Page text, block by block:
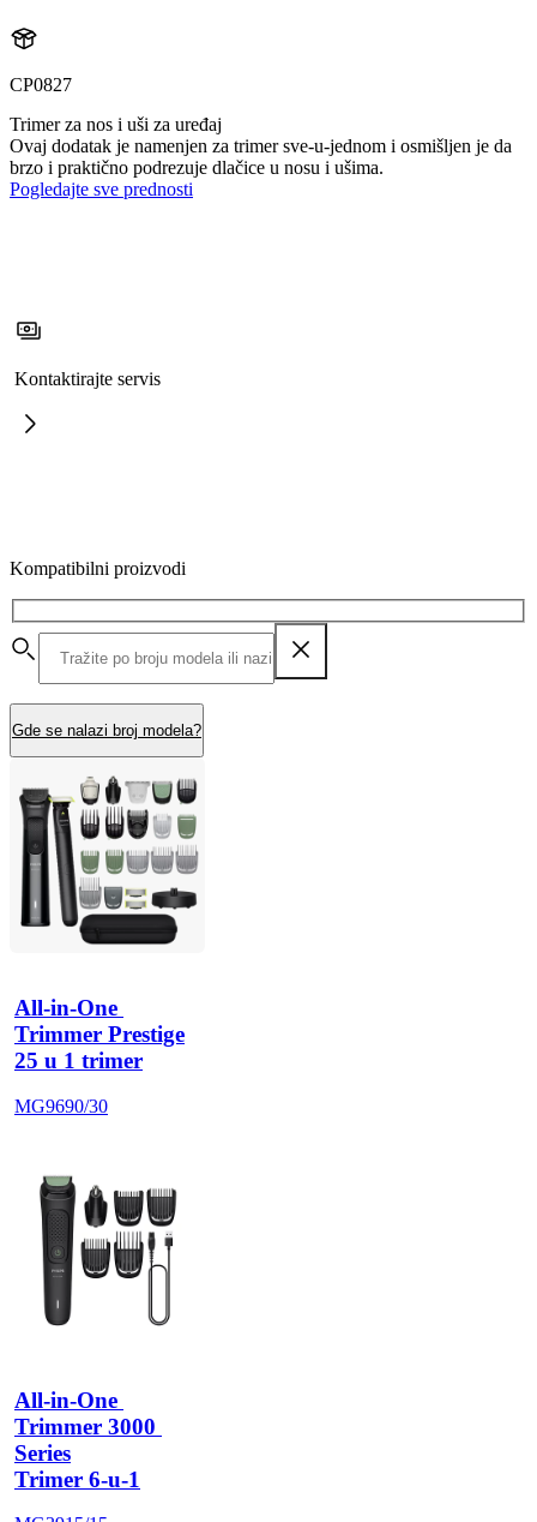
CP0827
Trimer za nos i uši za uređaj
Ovaj dodatak je namenjen za trimer sve-u-jednom i osmišljen je da
brzo i praktično podrezuje dlačice u nosu i ušima.
Pogledajte sve prednosti
Kontaktirajte servis
Kompatibilni proizvodi
Gde se nalazi broj modela?
All-in-One
Trimmer Prestige
25 u 1 trimer
MG9690/30
All-in-One
Trimmer 3000
Series
Trimer 6-u-1